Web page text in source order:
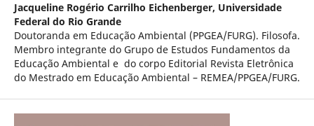
Jacqueline Rogério Carrilho Eichenberger, Universidade
Federal do Rio Grande
Doutoranda em Educação Ambiental (PPGEA/FURG). Filosofa.
Membro integrante do Grupo de Estudos Fundamentos da
Educação Ambiental e do corpo Editorial Revista Eletrônica
do Mestrado em Educação Ambiental – REMEA/PPGEA/FURG.